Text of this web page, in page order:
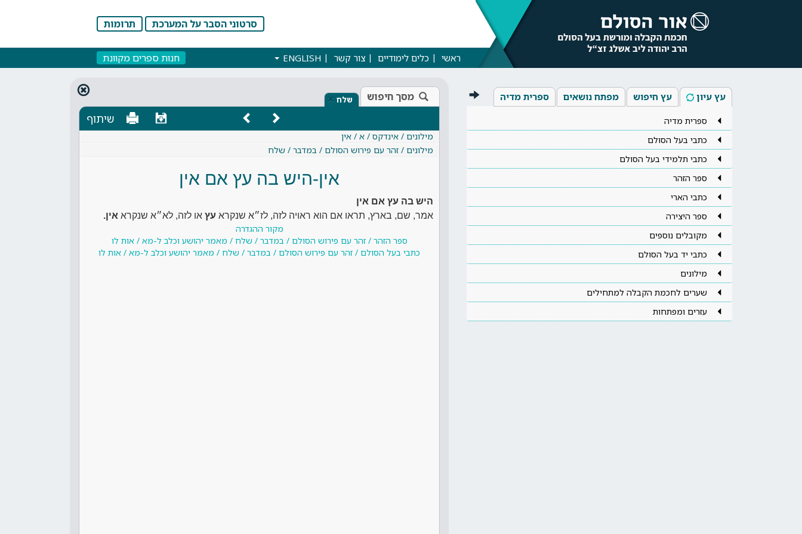
סרטוני הסבר על המערכת תרומות
ראשי כלים לימודיים צור קשר ENGLISH חנות ספרים מקוונת
עץ עיון עץ חיפוש מפתח נושאים ספרית מדיה
ספרית מדיה
כתבי בעל הסולם
כתבי תלמידי בעל הסולם
ספר הזהר
כתבי הארי
ספר היצירה
מקובלים נוספים
כתבי יד בעל הסולם
מילונים
שערים לחכמת הקבלה למתחילים
עזרים ומפתחות
מסך חיפוש שלח ×
שיתוף
מילונים / אינדקס / א / אין
מילונים / זהר עם פירוש הסולם / במדבר / שלח
אין-היש בה עץ אם אין
היש בה עץ אם אין
אמר, שם, בארץ, תראו אם הוא ראויה לזה, לז״א שנקרא עץ או לזה, לא״א שנקרא אין.
מקור ההגדרה
ספר הזהר / זהר עם פירוש הסולם / במדבר / שלח / מאמר יהושע וכלב ל-מא / אות לו
כתבי בעל הסולם / זהר עם פירוש הסולם / במדבר / שלח / מאמר יהושע וכלב ל-מא / אות לו